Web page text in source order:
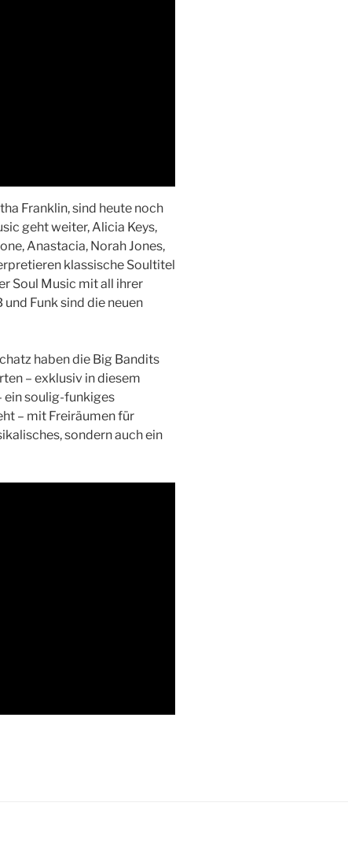
Franklin, sind heute noch
geht weiter, Alicia Keys,
Anastacia, Norah Jones,
klassische Soultitel
Soul Music mit all ihrer
Funk sind die neuen
haben die Big Bandits
– exklusiv in diesem
ein soulig-funkiges
– mit Freiräumen für
sondern auch ein